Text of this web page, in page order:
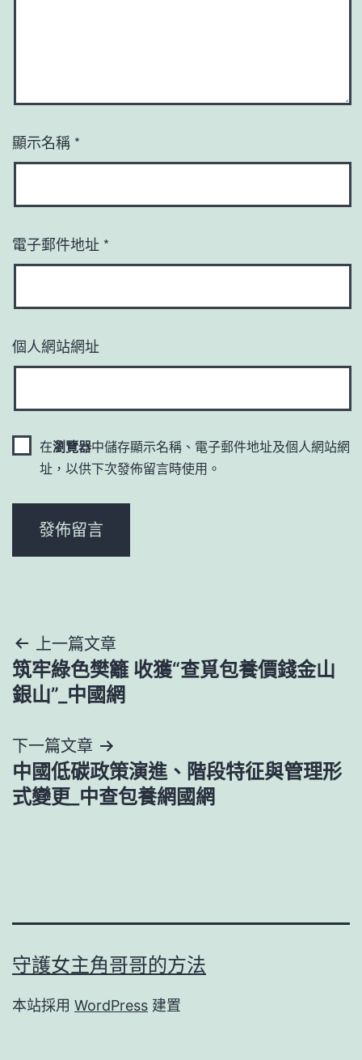
顯示名稱 *
電子郵件地址 *
個人網站網址
在瀏覽器中儲存顯示名稱、電子郵件地址及個人網站網
址，以供下次發佈留言時使用。
文
章
覽
上一篇文章
筑牢綠色樊籬 收獲“查覓包養價錢金山
銀山”_中國網
下一篇文章
中國低碳政策演進、階段特征與管理形
式變更_中查包養網國網
守護女主角哥哥的方法
本站採用 WordPress 建置